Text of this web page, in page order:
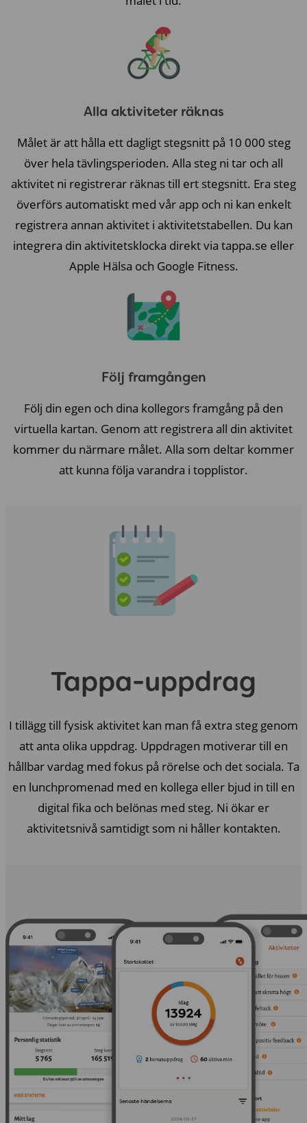
Alla aktiviteter räknas
Målet är att hålla ett dagligt stegsnitt på 10 000 steg
över hela tävlingsperioden. Alla steg ni tar och all
aktivitet ni registrerar räknas till ert stegsnitt. Era steg
överförs automatiskt med vår app och ni kan enkelt
registrera annan aktivitet i aktivitetstabellen. Du kan
integrera din aktivitetsklocka direkt via tappa.se eller
Apple Hälsa och Google Fitness.
Följ framgången
Följ din egen och dina kollegors framgång på den
virtuella kartan. Genom att registrera all din aktivitet
kommer du närmare målet. Alla som deltar kommer
att kunna följa varandra i topplistor.
Tappa-uppdrag
I tillägg till fysisk aktivitet kan man få extra steg genom
att anta olika uppdrag. Uppdragen motiverar till en
hållbar vardag med fokus på rörelse och det sociala. Ta
en lunchpromenad med en kollega eller bjud in till en
digital fika och belönas med steg. Ni ökar er
aktivitetsnivå samtidigt som ni håller kontakten.